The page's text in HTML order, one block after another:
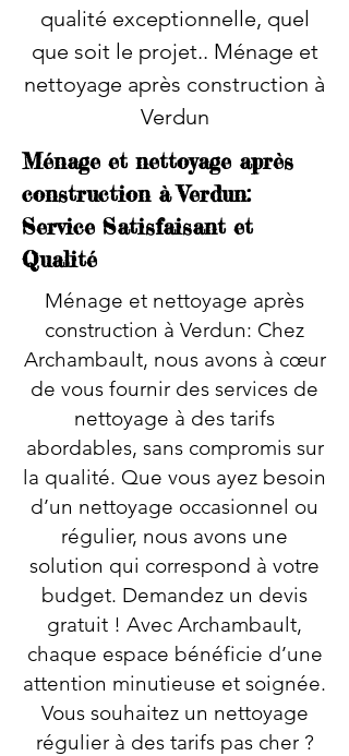
qualité exceptionnelle, quel
que soit le projet.. Ménage et
nettoyage après construction à
Verdun
Ménage et nettoyage après
construction à Verdun:
Service Satisfaisant et
Qualité
Ménage et nettoyage après
construction à Verdun: Chez
Archambault, nous avons à cœur
de vous fournir des services de
nettoyage à des tarifs
abordables, sans compromis sur
la qualité. Que vous ayez besoin
d’un nettoyage occasionnel ou
régulier, nous avons une
solution qui correspond à votre
budget. Demandez un devis
gratuit ! Avec Archambault,
chaque espace bénéficie d’une
attention minutieuse et soignée.
Vous souhaitez un nettoyage
régulier à des tarifs pas cher ?